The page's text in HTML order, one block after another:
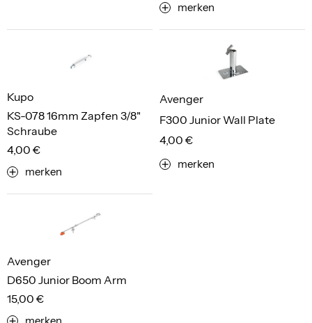
merken
KS-078 16mm Zapfen 3/8"
Schraube
Kupo
4,00 €
merken
F300 Junior Wall Plate
Avenger
4,00 €
merken
D650 Junior Boom Arm
Avenger
15,00 €